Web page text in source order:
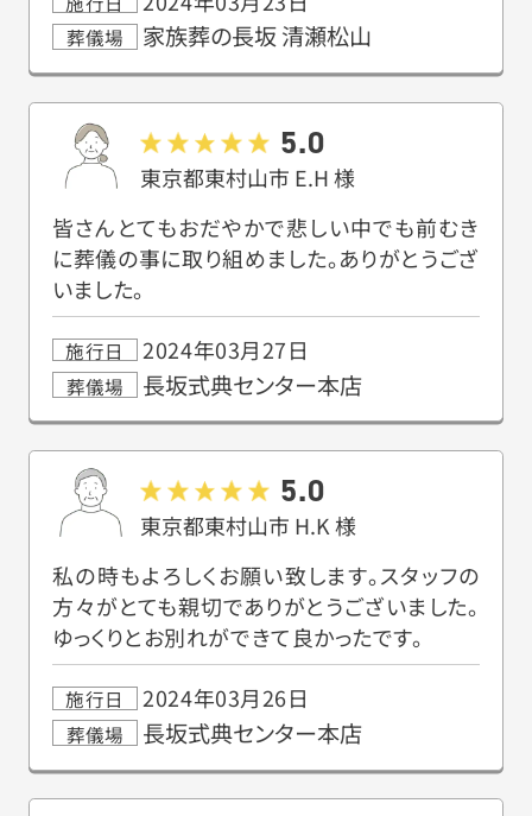
葬儀場 家族葬の長坂 清瀬松山
東京都東村山市 E.H様
5.0
施行日 2024年03月27日
皆さんとてもおだやかで悲しい中でも前むき
に葬儀の事に取り組めました。ありがとうござ
いました。
葬儀場 長坂式典センター本店
東京都東村山市 H.K様
5.0
施行日 2024年03月26日
私の時もよろしくお願い致します。スタッフの
方々がとても親切でありがとうございました。
ゆっくりとお別れができて良かったです。
葬儀場 長坂式典センター本店